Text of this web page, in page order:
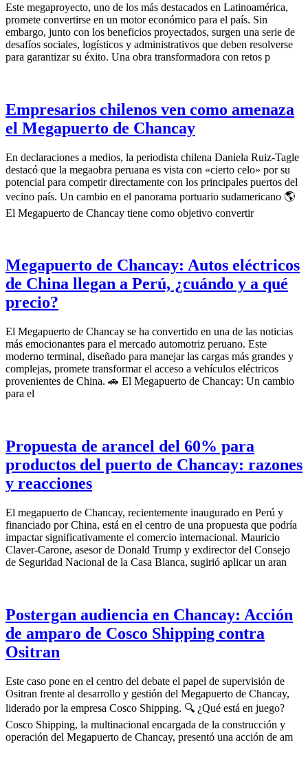
Este megaproyecto, uno de los más destacados en Latinoamérica,
promete convertirse en un motor económico para el país. Sin
embargo, junto con los beneficios proyectados, surgen una serie de
desafíos sociales, logísticos y administrativos que deben resolverse
para garantizar su éxito. Una obra transformadora con retos p
Empresarios chilenos ven como amenaza
el Megapuerto de Chancay
En declaraciones a medios, la periodista chilena Daniela Ruiz-Tagle
destacó que la megaobra peruana es vista con «cierto celo» por su
potencial para competir directamente con los principales puertos del
vecino país. Un cambio en el panorama portuario sudamericano 🌎
El Megapuerto de Chancay tiene como objetivo convertir
Megapuerto de Chancay: Autos eléctricos
de China llegan a Perú, ¿cuándo y a qué
precio?
El Megapuerto de Chancay se ha convertido en una de las noticias
más emocionantes para el mercado automotriz peruano. Este
moderno terminal, diseñado para manejar las cargas más grandes y
complejas, promete transformar el acceso a vehículos eléctricos
provenientes de China. 🚗 El Megapuerto de Chancay: Un cambio
para el
Propuesta de arancel del 60% para
productos del puerto de Chancay: razones
y reacciones
El megapuerto de Chancay, recientemente inaugurado en Perú y
financiado por China, está en el centro de una propuesta que podría
impactar significativamente el comercio internacional. Mauricio
Claver-Carone, asesor de Donald Trump y exdirector del Consejo
de Seguridad Nacional de la Casa Blanca, sugirió aplicar un aran
Postergan audiencia en Chancay: Acción
de amparo de Cosco Shipping contra
Ositran
Este caso pone en el centro del debate el papel de supervisión de
Ositran frente al desarrollo y gestión del Megapuerto de Chancay,
liderado por la empresa Cosco Shipping. 🔍 ¿Qué está en juego?
Cosco Shipping, la multinacional encargada de la construcción y
operación del Megapuerto de Chancay, presentó una acción de am